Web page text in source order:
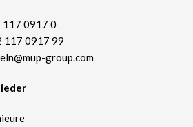
117 0917 0
117 0917 99
group.com